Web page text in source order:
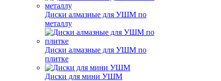
Диски алмазные для УШМ по
металлу
Диски алмазные для УШМ по
плитке
Диски для мини УШМ